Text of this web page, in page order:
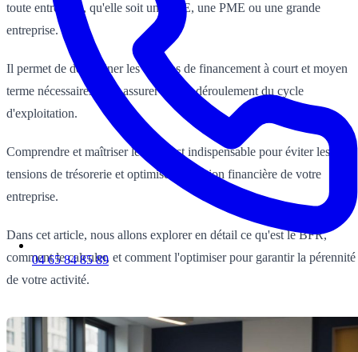
04 65 84 85 89
toute entreprise, qu'elle soit une TPE, une PME ou une grande
entreprise.
Il permet de déterminer les besoins de financement à court et moyen
terme nécessaires pour assurer le bon déroulement du cycle
d'exploitation.
Comprendre et maîtriser le BFR est indispensable pour éviter les
tensions de trésorerie et optimiser la gestion financière de votre
entreprise.
Dans cet article, nous allons explorer en détail ce qu'est le BFR,
comment le calculer, et comment l'optimiser pour garantir la pérennité
de votre activité.